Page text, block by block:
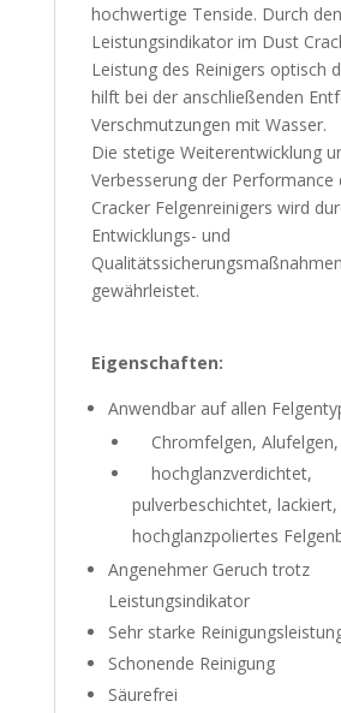
hochwertige Tenside. Durch
Leistungsindikator im Dust
Leistung des Reinigers optisch
hilft bei der anschließenden
Verschmutzungen mit Wasser.
Die stetige Weiterentwicklung
Verbesserung der Performance
Cracker Felgenreinigers wird
Entwicklungs- und
Qualitätssicherungsmaßnahmen
gewährleistet.
Eigenschaften:
Anwendbar auf allen
Chromfelgen, Alufelgen,
hochglanzverdichtet,
pulverbeschichtet, lackiert,
hochglanzpoliertes
Angenehmer Geruch trotz
Leistungsindikator
Sehr starke
Schonende Reinigung
Säurefrei